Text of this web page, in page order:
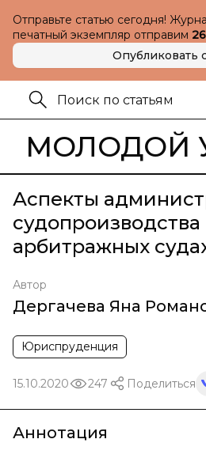
Отправьте статью сегодня!
печатный экземпляр отправим
Опубликовать
МОЛОДОЙ
Аспекты
судопроизводства
арбитражных
Автор
Дергачева Яна
Юриспруденция
15.10.2020 247 Поделиться
Аннотация